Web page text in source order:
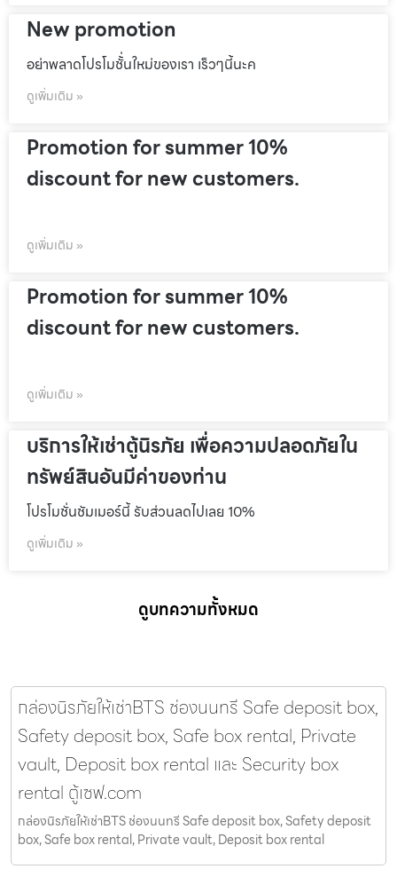
New promotion
อย่าพลาดโปรโมชั้่นใหม่ของเรา เร็วๆนี้นะค
ดูเพิ่มเติม »
Promotion for summer 10%
discount for new customers.
ดูเพิ่มเติม »
Promotion for summer 10%
discount for new customers.
ดูเพิ่มเติม »
บริการให้เช่าตู้นิรภัย เพื่อความปลอดภัยใน
ทรัพย์สินอันมีค่าของท่าน
โปรโมชั่นชัมเมอร์นี้ รับส่วนลดไปเลย 10%
ดูเพิ่มเติม »
ดูบทความทั้งหมด
กล่องนิรภัยให้เช่าBTS ช่องนนทรี Safe deposit box,
Safety deposit box, Safe box rental, Private
vault, Deposit box rental และ Security box
rental ตู้เซฟ.com
กล่องนิรภัยให้เช่าBTS ช่องนนทรี Safe deposit box, Safety deposit
box, Safe box rental, Private vault, Deposit box rental